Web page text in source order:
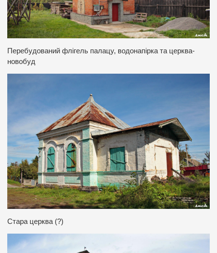
Перебудований флігель палацу, водонапірка та церква-
новобуд
Стара церква (?)